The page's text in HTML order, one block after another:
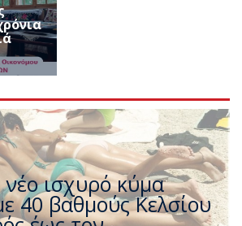
ο Τσίπρας… την ώρα
καίγεται